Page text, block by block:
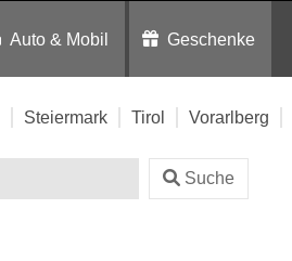
Auto & Mobil Geschenke
Steiermark Tirol Vorarlberg
Suche